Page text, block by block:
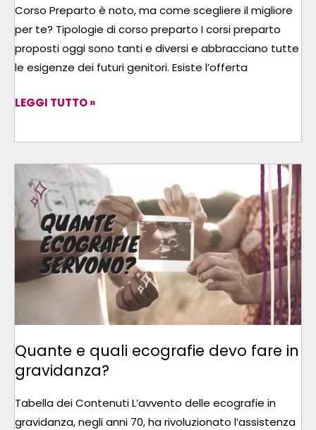
Corso Preparto è noto, ma come scegliere il migliore
per te? Tipologie di corso preparto I corsi preparto
proposti oggi sono tanti e diversi e abbracciano tutte
le esigenze dei futuri genitori. Esiste l’offerta
LEGGI TUTTO »
Quante e quali ecografie devo fare in
gravidanza?
Tabella dei Contenuti L’avvento delle ecografie in
gravidanza, negli anni 70, ha rivoluzionato l’assistenza
QUALI
ECOGRAFIE
DEVO
FARE
IN